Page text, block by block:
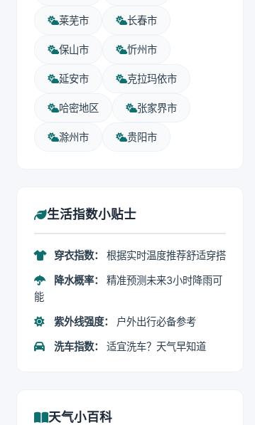
莱芜市 长春市
保山市 忻州市
延安市 克拉玛依市
哈密地区 张家界市
滁州市 贵阳市
生活指数小贴士
穿衣指数： 根据实时温度推荐舒适穿搭
降水概率：
精准预测未来3小时降雨可
能
紫外线强度： 户外出行必备参考
洗车指数： 适宜洗车？天气早知道
天气小百科